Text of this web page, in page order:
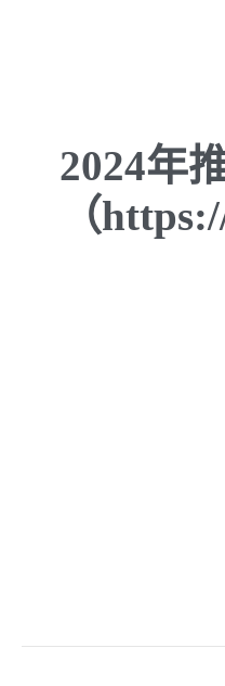
2024年
（